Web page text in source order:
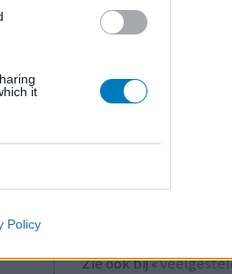
it
Policy
Kijk hier
LET OP!
Ervaringen zijn
van medicijnen
Raadpleeg altijd uw
Zie ook bij «